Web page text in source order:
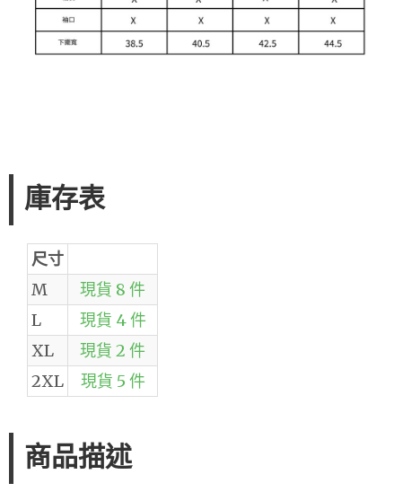
庫存表
尺寸
M
現貨 8 件
L
現貨 4 件
XL
現貨 2 件
2XL
現貨 5 件
商品描述